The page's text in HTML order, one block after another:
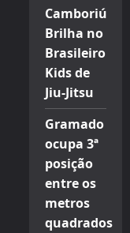
Camboriú
Brilha no
Brasileiro
Kids de
Jiu-Jitsu
Gramado
ocupa 3ª
posição
entre os
metros
quadrados